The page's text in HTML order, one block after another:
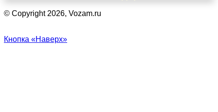
© Copyright 2026, Vozam.ru
Кнопка «Наверх»